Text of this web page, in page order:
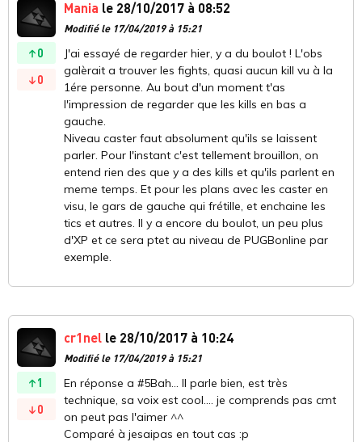
0
0
Mania le 28/10/2017 à 08:52
Modifié le 17/04/2019 à 15:21
J'ai essayé de regarder hier, y a du boulot ! L'obs
galèrait a trouver les fights, quasi aucun kill vu à la
1ére personne. Au bout d'un moment t'as
l'impression de regarder que les kills en bas a
gauche.
Niveau caster faut absolument qu'ils se laissent
parler. Pour l'instant c'est tellement brouillon, on
entend rien des que y a des kills et qu'ils parlent en
meme temps. Et pour les plans avec les caster en
visu, le gars de gauche qui frétille, et enchaine les
tics et autres. Il y a encore du boulot, un peu plus
d'XP et ce sera ptet au niveau de PUGBonline par
exemple.
1
0
cr1nel le 28/10/2017 à 10:24
Modifié le 17/04/2019 à 15:21
En réponse a #5Bah... Il parle bien, est très
technique, sa voix est cool.... je comprends pas cmt
on peut pas l'aimer ^^
Comparé à jesaipas en tout cas :p